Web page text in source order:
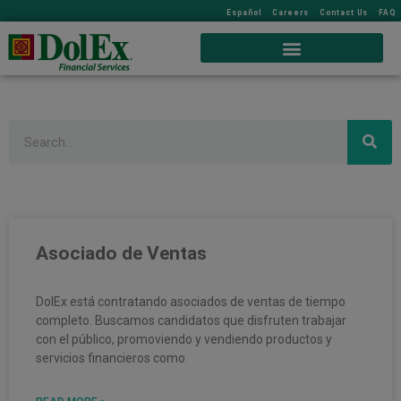
Español Careers Contact Us FAQ
Asociado de Ventas
DolEx está contratando asociados de ventas de tiempo
completo. Buscamos candidatos que disfruten trabajar
con el público, promoviendo y vendiendo productos y
servicios financieros como